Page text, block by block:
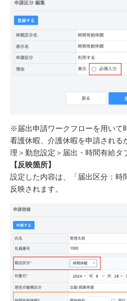
※届出申請ワークフローを用いて
看護休暇、介護休暇を申請される
理＞勤怠設定＞届出・時間有給タ
【反映箇所】
設定した内容は、「届出区分：時
反映されます。